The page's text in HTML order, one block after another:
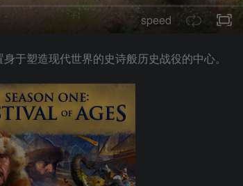
speed
于塑造现代世界的史诗般历史战役的中心。